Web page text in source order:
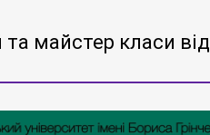
майстер класи від